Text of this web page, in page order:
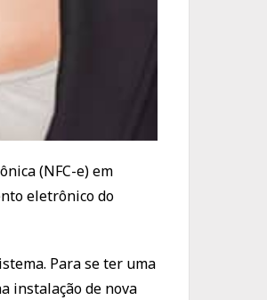
(NFC-e) em
eletrônico do
Para se ter uma
instalação de nova